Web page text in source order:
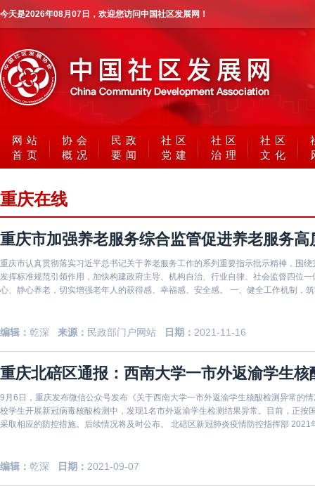
今天是2026年08月07日 ，欢迎您访问中国社区发展网！
网站
首页
协会
概况
民政
要闻
社区
党建
社区
治理
社区
文化
重庆在线
重庆市加强养老服务综合监管促进养老服务高
重庆市认真贯彻落实习近平总书记关于养老服务工作的系列重要指示批示精神，围
发挥标准规范引领作用，加快构建政府主导、机构自治、行业自律、社会监督四位
心、静心养老，切实增强老年人的获得感、幸福感、安全感。 一、健全工作机制，
编辑： 乾深 来源： 民政部门户网站 日期： 2021-11-16
重庆北碚区通报：西南大学一市外返渝学生核
9月6日，重庆发布微信公众号发布《关于西南大学一市外返渝学生核酸检测异常的
校学生开展新冠病毒核酸检测中，发现1名市外返渝学生检测结果异常。目前，正
采取相应的防控措施。后续情况将及时公布。 北碚区新冠肺炎疫情防控指挥部 2021
编辑： 乾深 日期： 2021-09-07